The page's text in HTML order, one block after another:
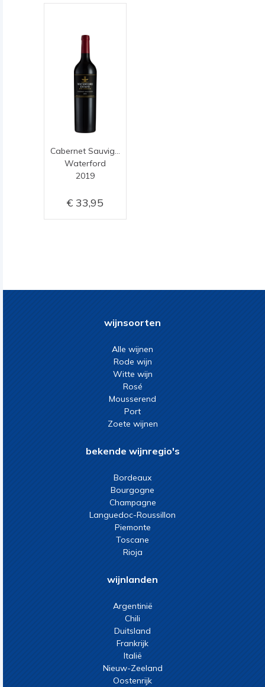
Waterford
2019
33,95
wijnsoorten
Alle wijnen
Rode wijn
Witte wijn
Rosé
Mousserend
Port
Zoete wijnen
bekende wijnregio's
Bordeaux
Bourgogne
Champagne
Languedoc-Roussillon
Piemonte
Toscane
Rioja
wijnlanden
Argentinië
Chili
Duitsland
Frankrijk
Italië
Nieuw-Zeeland
Oostenrijk